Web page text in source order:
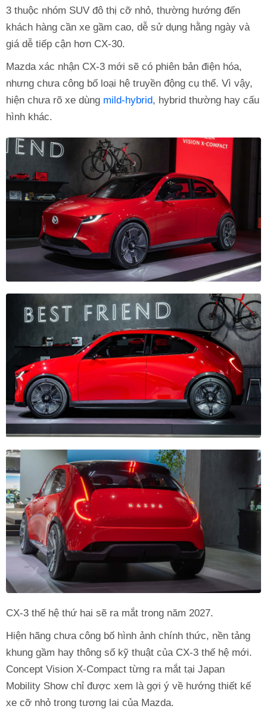
3 thuộc nhóm SUV đô thị cỡ nhỏ, thường hướng đến
khách hàng cần xe gầm cao, dễ sử dụng hằng ngày và
giá dễ tiếp cận hơn CX-30.
Mazda xác nhận CX-3 mới sẽ có phiên bản điện hóa,
nhưng chưa công bố loại hệ truyền động cụ thể. Vì vậy,
hiện chưa rõ xe dùng mild-hybrid, hybrid thường hay cấu
hình khác.
CX-3 thế hệ thứ hai sẽ ra mắt trong năm 2027.
Hiện hãng chưa công bố hình ảnh chính thức, nền tảng
khung gầm hay thông số kỹ thuật của CX-3 thế hệ mới.
Concept Vision X-Compact từng ra mắt tại Japan
Mobility Show chỉ được xem là gợi ý về hướng thiết kế
xe cỡ nhỏ trong tương lai của Mazda.